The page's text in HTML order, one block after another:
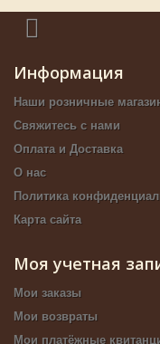
Информация
Наши розничные
Свяжитесь с нами
Оплата и Доставка
О нас
Политика
Карта сайта
Моя учетная
Мои заказы
Мои возвраты
Мои платёжные